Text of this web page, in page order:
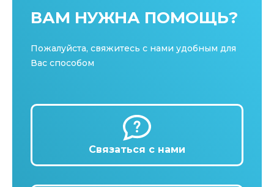
ВАМ НУЖНА ПОМОЩЬ?
Пожалуйста, свяжитесь с нами удобным для
Вас способом
Связаться с нами